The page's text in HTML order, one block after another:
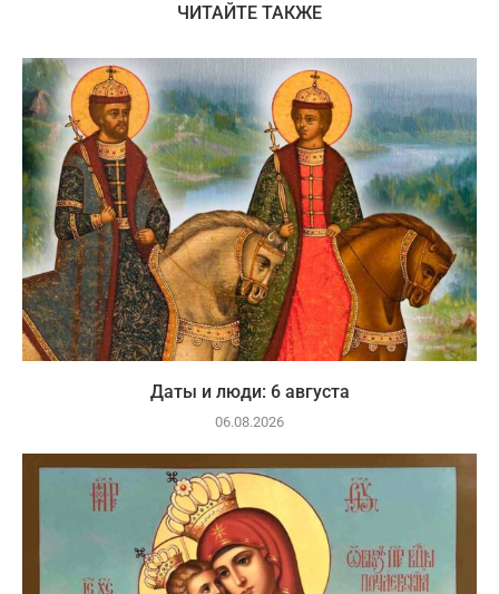
ЧИТАЙТЕ ТАКЖЕ
Даты и люди: 6 августа
06.08.2026